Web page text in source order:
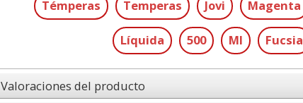
Témperas Temperas Jovi Magenta
Líquida 500 Ml Fucsia
Valoraciones del producto